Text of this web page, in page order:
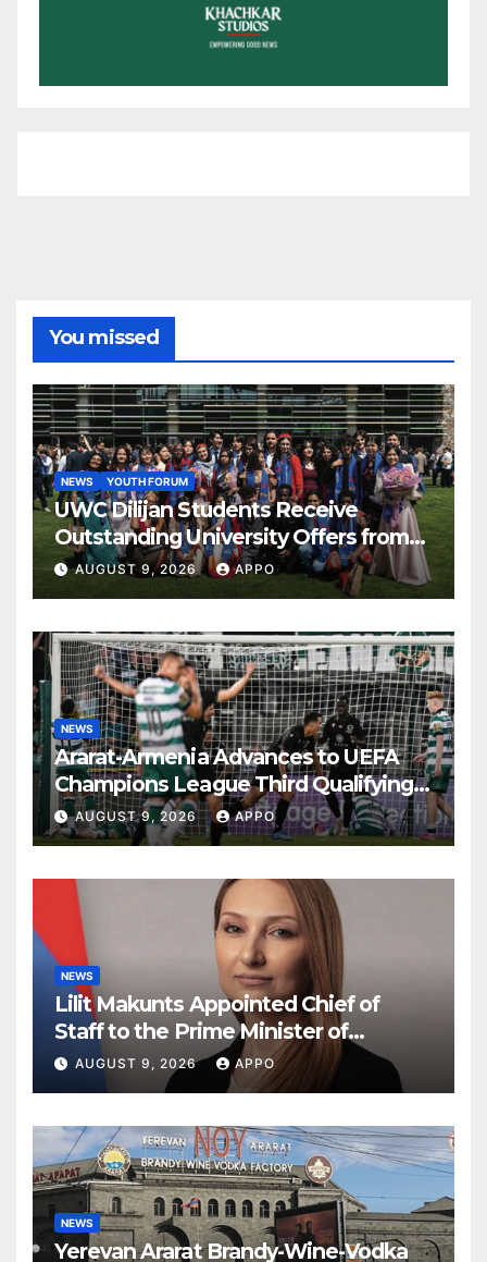
You missed
NEWS YOUTH FORUM
UWC Dilijan Students Receive
Outstanding University Offers from
the World’s Leading Institutions
AUGUST 9, 2026 APPO
NEWS
Ararat-Armenia Advances to UEFA
Champions League Third Qualifying
Round
AUGUST 9, 2026 APPO
NEWS
Lilit Makunts Appointed Chief of
Staff to the Prime Minister of
Armenia
AUGUST 9, 2026 APPO
NEWS
Yerevan Ararat Brandy-Wine-Vodka